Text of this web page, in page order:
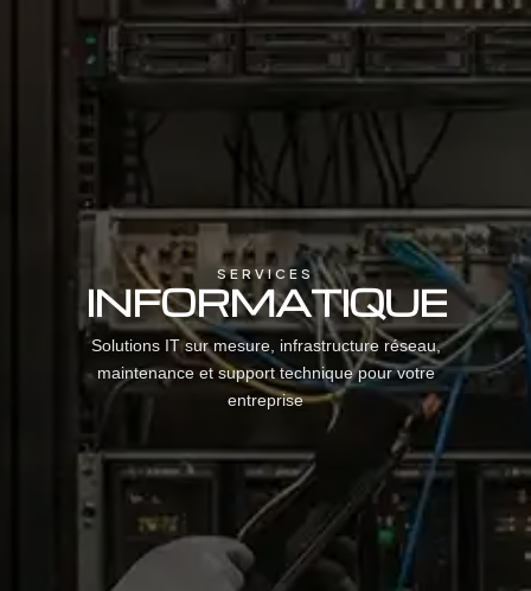
SERVICES
INFORMATIQUE
Solutions IT sur mesure, infrastructure réseau,
maintenance et support technique pour votre
entreprise